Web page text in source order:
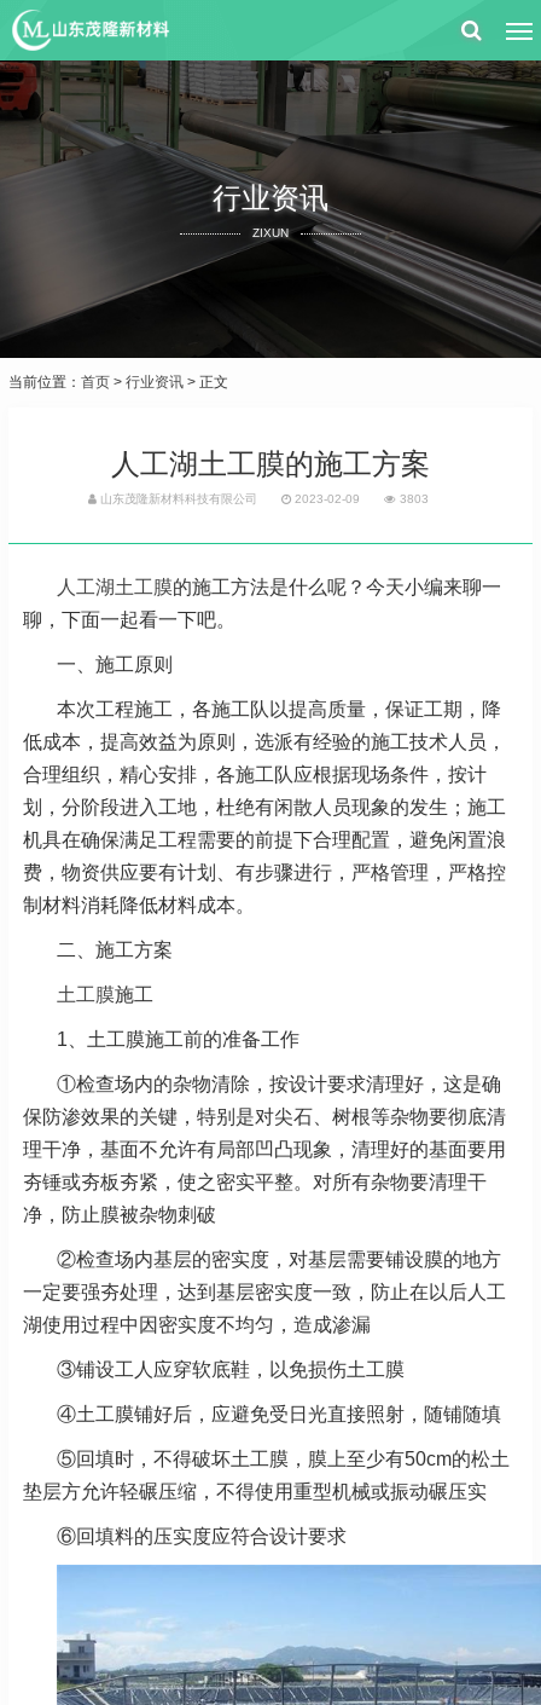
行业资讯
ZIXUN
当前位置： 首页 > 行业资讯 > 正文
人工湖土工膜的施工方案
山东茂隆新材料科技有限公司 2023-02-09 3803
人工湖土工膜的施工方法是什么呢？今天小编来聊一
聊，下面一起看一下吧。
一、施工原则
本次工程施工，各施工队以提高质量，保证工期，降
低成本，提高效益为原则，选派有经验的施工技术人员，
合理组织，精心安排，各施工队应根据现场条件，按计
划，分阶段进入工地，杜绝有闲散人员现象的发生；施工
机具在确保满足工程需要的前提下合理配置，避免闲置浪
费，物资供应要有计划、有步骤进行，严格管理，严格控
制材料消耗降低材料成本。
二、施工方案
土工膜施工
1、土工膜施工前的准备工作
①检查场内的杂物清除，按设计要求清理好，这是确
保防渗效果的关键，特别是对尖石、树根等杂物要彻底清
理干净，基面不允许有局部凹凸现象，清理好的基面要用
夯锤或夯板夯紧，使之密实平整。对所有杂物要清理干
净，防止膜被杂物刺破
②检查场内基层的密实度，对基层需要铺设膜的地方
一定要强夯处理，达到基层密实度一致，防止在以后人工
湖使用过程中因密实度不均匀，造成渗漏
③铺设工人应穿软底鞋，以免损伤土工膜
④土工膜铺好后，应避免受日光直接照射，随铺随填
⑤回填时，不得破坏土工膜，膜上至少有50cm的松土
垫层方允许轻碾压缩，不得使用重型机械或振动碾压实
⑥回填料的压实度应符合设计要求